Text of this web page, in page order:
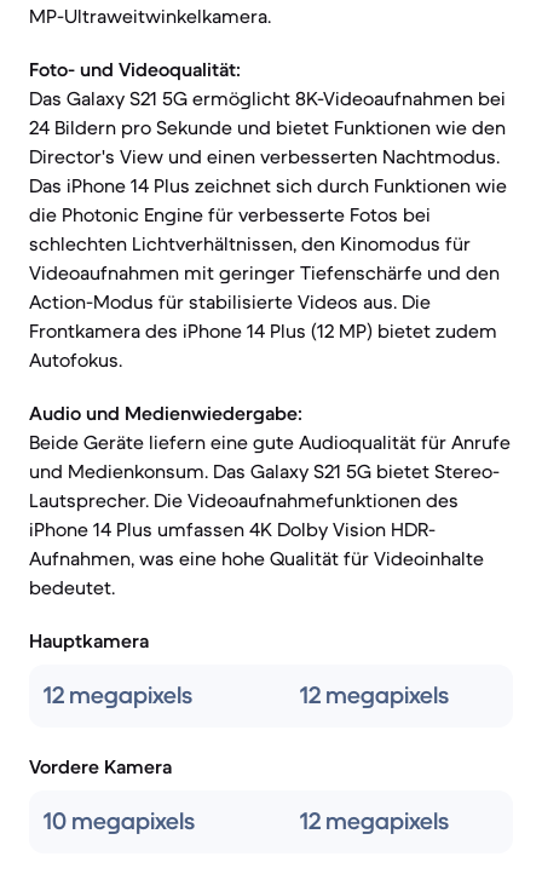
MP-Ultraweitwinkelkamera.
Foto- und Videoqualität:
Das Galaxy S21 5G ermöglicht 8K-Videoaufnahmen bei
24 Bildern pro Sekunde und bietet Funktionen wie den
Director's View und einen verbesserten Nachtmodus.
Das iPhone 14 Plus zeichnet sich durch Funktionen wie
die Photonic Engine für verbesserte Fotos bei
schlechten Lichtverhältnissen, den Kinomodus für
Videoaufnahmen mit geringer Tiefenschärfe und den
Action-Modus für stabilisierte Videos aus. Die
Frontkamera des iPhone 14 Plus (12 MP) bietet zudem
Autofokus.
Audio und Medienwiedergabe:
Beide Geräte liefern eine gute Audioqualität für Anrufe
und Medienkonsum. Das Galaxy S21 5G bietet Stereo-
Lautsprecher. Die Videoaufnahmefunktionen des
iPhone 14 Plus umfassen 4K Dolby Vision HDR-
Aufnahmen, was eine hohe Qualität für Videoinhalte
bedeutet.
Hauptkamera
12 megapixels 12 megapixels
Vordere Kamera
10 megapixels 12 megapixels